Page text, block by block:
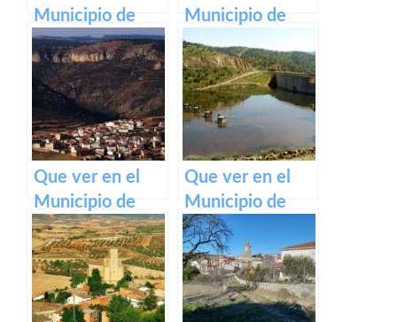
Municipio de
Totanés en
Castilla La
Mancha
Municipio de
Alcolea de Tajo
en Castilla La
Mancha
Que ver en el
Municipio de
Salvacañete en
Castilla La
Mancha
Que ver en el
Municipio de
Hinojosas de
Calatrava en
Castilla La
Mancha